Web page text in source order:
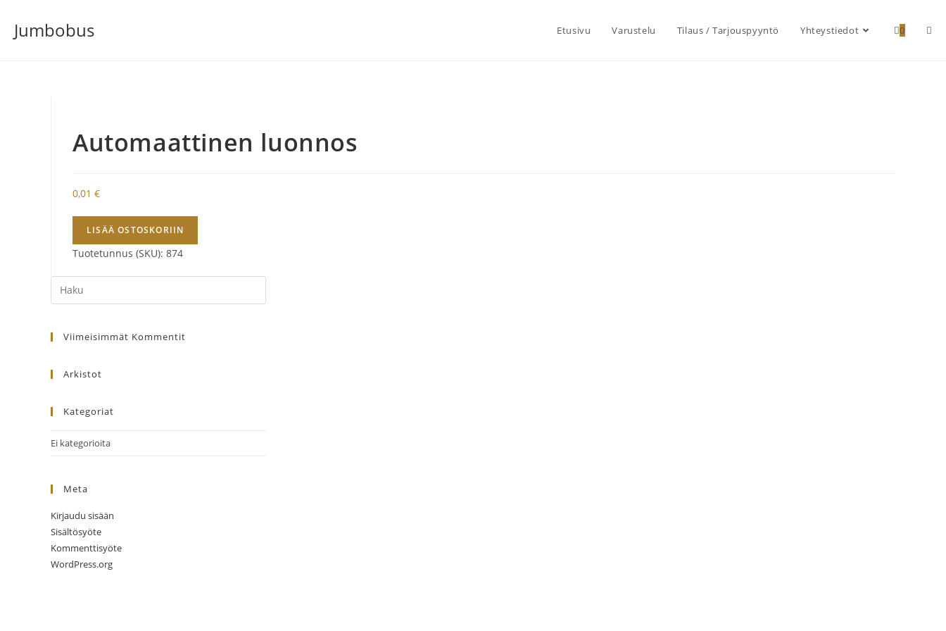
suoraan
sisältöön
Jumbobus Etusivu Varustelu Tilaus / Tarjouspyyntö Yhteystiedot 0
Automaattinen luonnos
0,01 €
Automaattinen
luonnos
määrä
LISÄÄ OSTOSKORIIN
Tuotetunnus (SKU): 874
Search
this
Viimeisimmät Kommentit
Arkistot
Kategoriat
Ei kategorioita
Meta
Kirjaudu sisään
Sisältösyöte
Kommenttisyöte
WordPress.org